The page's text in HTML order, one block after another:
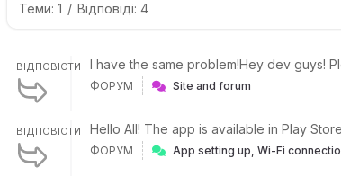
Теми: 1 / Відповіді: 4
ВІДПОВІСТИ I have the same problem!Hey dev guys!
ФОРУМ Site and forum
ВІДПОВІСТИ Hello All! The app is available in Play
ФОРУМ App setting up, Wi-Fi